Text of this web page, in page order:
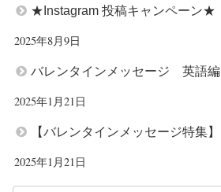
★Instagram 投稿キャンペーン★
2025年8月9日
バレンタインメッセージ 英語編
2025年1月21日
【バレンタインメッセージ特集】
2025年1月21日